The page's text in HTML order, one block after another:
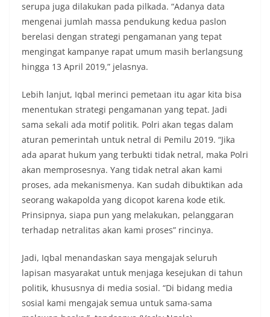
serupa juga dilakukan pada pilkada. “Adanya data
mengenai jumlah massa pendukung kedua paslon
berelasi dengan strategi pengamanan yang tepat
mengingat kampanye rapat umum masih berlangsung
hingga 13 April 2019,” jelasnya.
Lebih lanjut, Iqbal merinci pemetaan itu agar kita bisa
menentukan strategi pengamanan yang tepat. Jadi
sama sekali ada motif politik. Polri akan tegas dalam
aturan pemerintah untuk netral di Pemilu 2019. “Jika
ada aparat hukum yang terbukti tidak netral, maka Polri
akan memprosesnya. Yang tidak netral akan kami
proses, ada mekanismenya. Kan sudah dibuktikan ada
seorang wakapolda yang dicopot karena kode etik.
Prinsipnya, siapa pun yang melakukan, pelanggaran
terhadap netralitas akan kami proses” rincinya.
Jadi, Iqbal menandaskan saya mengajak seluruh
lapisan masyarakat untuk menjaga kesejukan di tahun
politik, khususnya di media sosial. “Di bidang media
sosial kami mengajak semua untuk sama-sama